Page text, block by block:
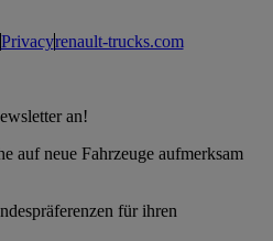
Privacyrenault-trucks.com
an!
auf neue Fahrzeuge aufmerksam
für ihren